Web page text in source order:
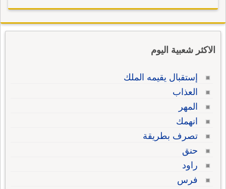
الاكثر شعبية اليوم
إستقبال يقيمه الملك
العذاب
المهر
انهمك
تصرف بطريقة
حنق
راود
فرس